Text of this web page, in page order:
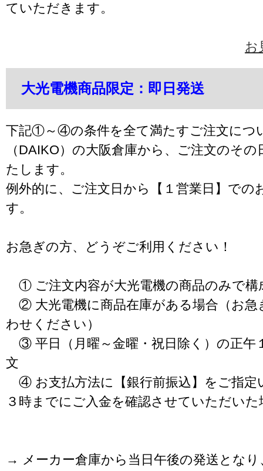
ていただきます。
お
大光電機商品限定：即日発送
下記①～④の条件を全て満たすご注文につ
（DAIKO）の大阪倉庫から、ご注文のそ
たします。
例外的に、ご注文日から【１営業日】での
す。
お急ぎの方、どうぞご利用ください！
① ご注文内容が大光電機の商品のみで構
② 大光電機に商品在庫がある場合（お急
わせください）
③ 平日（月曜～金曜・祝日除く）の正午
文
④ お支払方法に【銀行前振込】をご指定
３時までにご入金を確認させていただいた
→ メーカー倉庫から当日午後の発送となり